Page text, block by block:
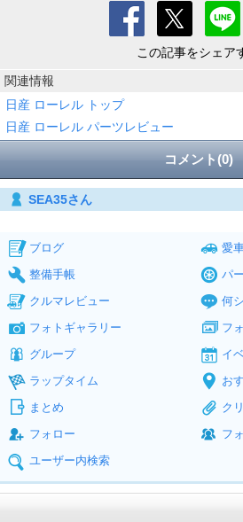
この記事をシェア
関連情報
日産 ローレル トップ
日産 ローレル パーツレビュー
コメント(0)
SEA35さん
ブログ
愛
整備手帳
パ
クルマレビュー
何
フォトギャラリー
フ
グループ
イ
ラップタイム
お
まとめ
ク
フォロー
フ
ユーザー内検索